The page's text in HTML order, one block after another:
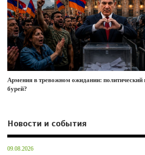
Армения в тревожном ожидании: политический
бурей?
Новости и события
09.08.2026